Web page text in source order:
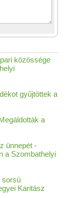
közössége
gyűjtöttek a
a
ünnepét -
a Szombathelyi
sorsú
Karitász